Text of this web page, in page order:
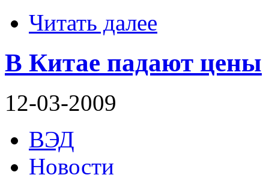
Читать далее
В Китае падают цены
12-03-2009
ВЭД
Новости